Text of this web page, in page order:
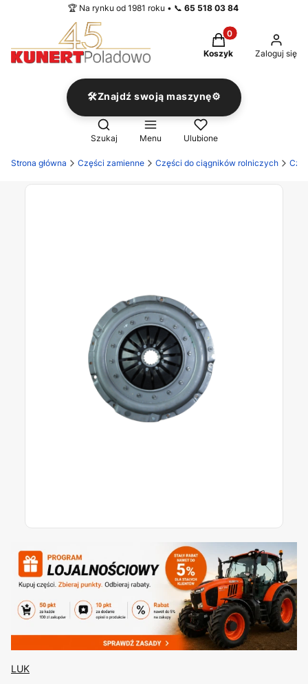
🏆 Na rynku od 1981 roku • 📞 65 518 03 84
Produkty w
Koszyk Zaloguj się
🛠️Znajdź swoją maszynę⚙️
Otwórz wyszukiwarkę
Szukaj Menu Ulubione
Strona główna Części zamienne Części do ciągników rolniczych
LUK